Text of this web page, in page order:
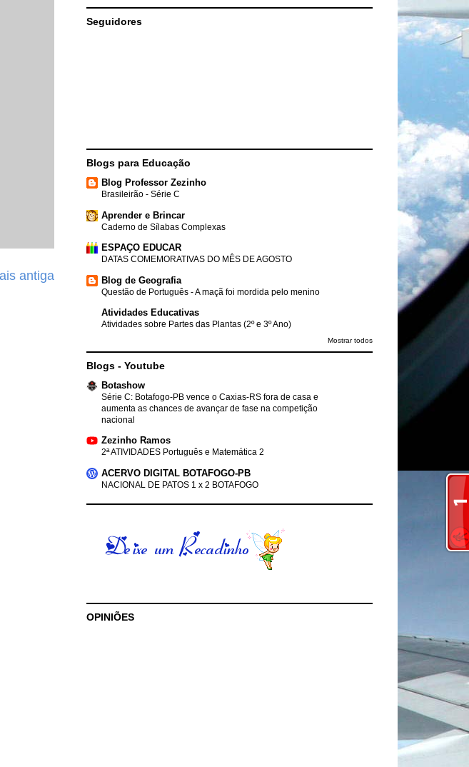
antiga
Seguidores
Blogs para Educação
Blog Professor Zezinho
Brasileirão - Série C
Aprender e Brincar
Caderno de Sílabas Complexas
ESPAÇO EDUCAR
DATAS COMEMORATIVAS DO MÊS DE AGOSTO
Blog de Geografia
Questão de Português - A maçã foi mordida pelo menino
Atividades Educativas
Atividades sobre Partes das Plantas (2º e 3º Ano)
Mostrar todos
Blogs - Youtube
Botashow
Série C: Botafogo-PB vence o Caxias-RS fora de casa e
aumenta as chances de avançar de fase na competição
nacional
Zezinho Ramos
2ª ATIVIDADES Português e Matemática 2
ACERVO DIGITAL BOTAFOGO-PB
NACIONAL DE PATOS 1 x 2 BOTAFOGO
OPINIÕES